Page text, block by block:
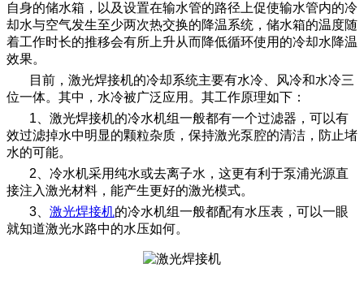
自身的储水箱，以及设置在输水管的路径上促使输水管内的冷
却水与空气发生至少两次热交换的降温系统，储水箱的温度随
着工作时长的推移会有所上升从而降低循环使用的冷却水降温
效果。
目前，激光焊接机的冷却系统主要有水冷、风冷和水冷三
位一体。其中，水冷被广泛应用。其工作原理如下：
1、激光焊接机的冷水机组一般都有一个过滤器，可以有
效过滤掉水中明显的颗粒杂质，保持激光泵腔的清洁，防止堵
水的可能。
2、冷水机采用纯水或去离子水，这更有利于泵浦光源直
接注入激光材料，能产生更好的激光模式。
3、 激光焊接机的冷水机组一般都配有水压表，可以一眼
就知道激光水路中的水压如何。